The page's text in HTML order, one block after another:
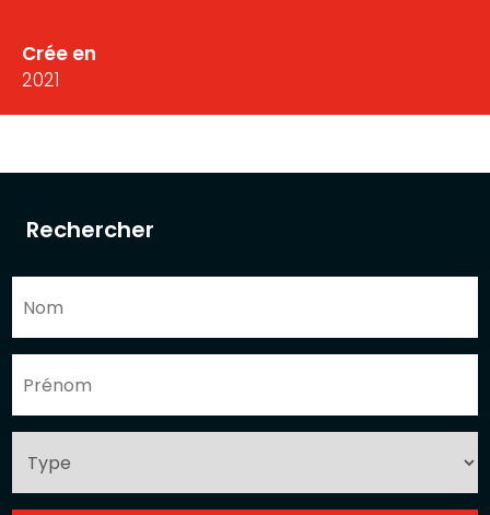
Rechercher
Crée en
2021